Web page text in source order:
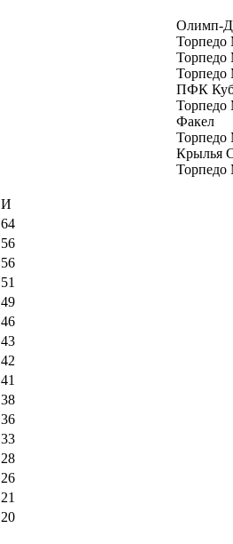
Олимп-
Торпедо
Торпедо
Торпедо
ПФК
Торпедо
Факел
Торпедо
Крылья
Торпедо
И
64
56
56
51
49
46
43
42
41
38
36
33
28
26
21
20